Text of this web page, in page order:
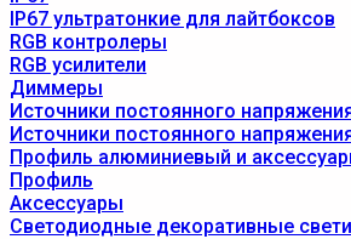
IP67 ультратонкие для лайтбоксов
RGB контролеры
RGB усилители
Диммеры
Источники постоянного
Источники постоянного
Профиль алюминиевый и
Профиль
Аксессуары
Светодиодные декоративные